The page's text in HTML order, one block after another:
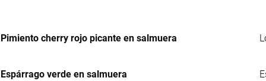
Pimiento cherry rojo picante en salmuera
Espárrago verde en salmuera